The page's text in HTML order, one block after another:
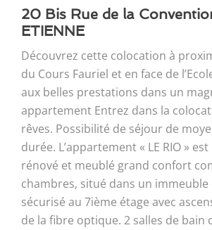
20 Bis Rue de la
ETIENNE
Découvrez cette colocation à
du Cours Fauriel et en face de
aux belles prestations dans un
appartement Entrez dans la
rêves. Possibilité de séjour de
durée. L’appartement « LE RIO »
rénové et meublé grand confort
chambres, situé dans un
sécurisé au 7ième étage avec
de la fibre optique. 2 salles de bain